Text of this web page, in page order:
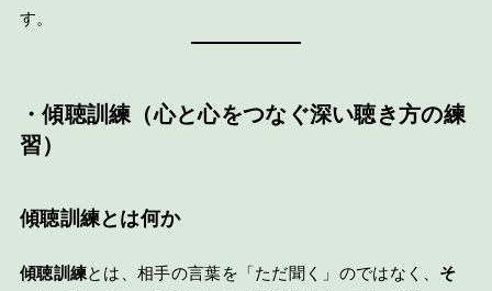
す。
・傾聴訓練（心と心をつなぐ深い聴き方の練
習）
傾聴訓練とは何か
傾聴訓練とは、相手の言葉を「ただ聞く」のではなく、 そ